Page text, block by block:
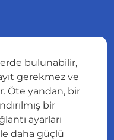
bulunabilir,
gerekmez ve
Öte yandan, bir
bir
ayarları
daha güçlü